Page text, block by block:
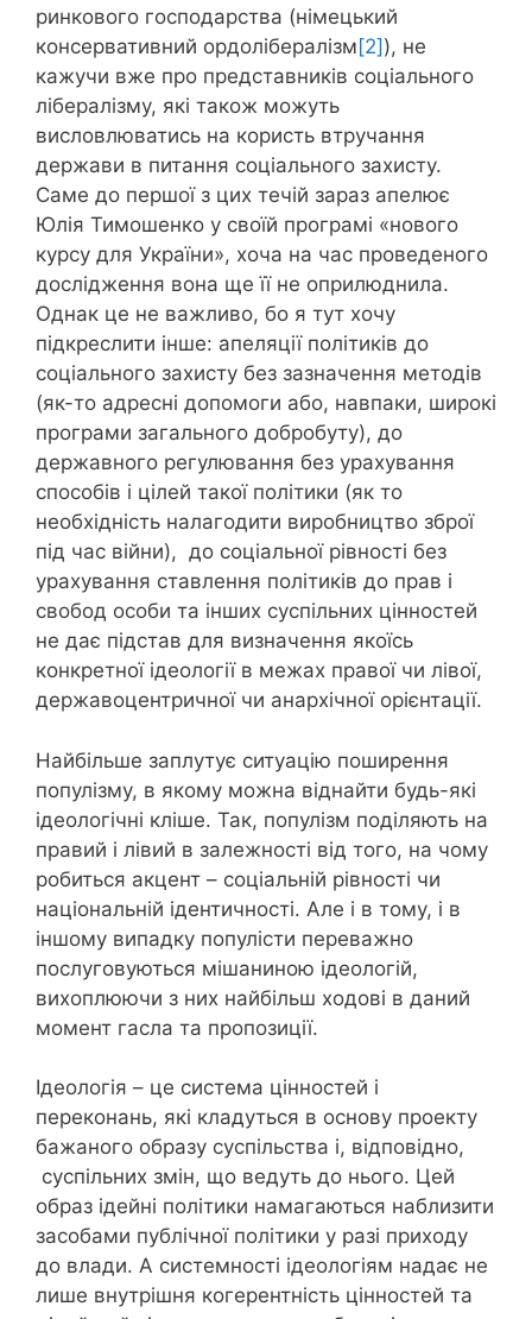
ринкового господарства (німецький
консервативний ордолібералізм [2] ), не
кажучи вже про представників соціального
лібералізму, які також можуть
висловлюватись на користь втручання
держави в питання соціального захисту.
Саме до першої з цих течій зараз апелює
Юлія Тимошенко у своїй програмі «нового
курсу для України», хоча на час проведеного
дослідження вона ще її не оприлюднила.
Однак це не важливо, бо я тут хочу
підкреслити інше: апеляції політиків до
соціального захисту без зазначення методів
(як-то адресні допомоги або, навпаки, широкі
програми загального добробуту), до
державного регулювання без урахування
способів і цілей такої політики (як то
необхідність налагодити виробництво зброї
під час війни), до соціальної рівності без
урахування ставлення політиків до прав і
свобод особи та інших суспільних цінностей
не дає підстав для визначення якоїсь
конкретної ідеології в межах правої чи лівої,
державоцентричної чи анархічної орієнтації.
Найбільше заплутує ситуацію поширення
популізму, в якому можна віднайти будь-які
ідеологічні кліше. Так, популізм поділяють на
правий і лівий в залежності від того, на чому
робиться акцент – соціальній рівності чи
національній ідентичності. Але і в тому, і в
іншому випадку популісти переважно
послуговуються мішаниною ідеологій,
вихоплюючи з них найбільш ходові в даний
момент гасла та пропозиції.
Ідеологія – це система цінностей і
переконань, які кладуться в основу проекту
бажаного образу суспільства і, відповідно,
суспільних змін, що ведуть до нього. Цей
образ ідейні політики намагаються наблизити
засобами публічної політики у разі приходу
до влади. А системності ідеологіям надає не
лише внутрішня когерентність цінностей та